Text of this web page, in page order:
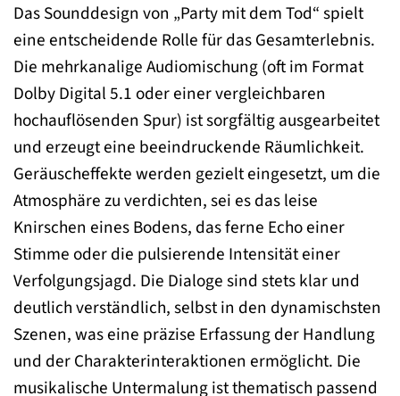
Das Sounddesign von „Party mit dem Tod“ spielt
eine entscheidende Rolle für das Gesamterlebnis.
Die mehrkanalige Audiomischung (oft im Format
Dolby Digital 5.1 oder einer vergleichbaren
hochauflösenden Spur) ist sorgfältig ausgearbeitet
und erzeugt eine beeindruckende Räumlichkeit.
Geräuscheffekte werden gezielt eingesetzt, um die
Atmosphäre zu verdichten, sei es das leise
Knirschen eines Bodens, das ferne Echo einer
Stimme oder die pulsierende Intensität einer
Verfolgungsjagd. Die Dialoge sind stets klar und
deutlich verständlich, selbst in den dynamischsten
Szenen, was eine präzise Erfassung der Handlung
und der Charakterinteraktionen ermöglicht. Die
musikalische Untermalung ist thematisch passend